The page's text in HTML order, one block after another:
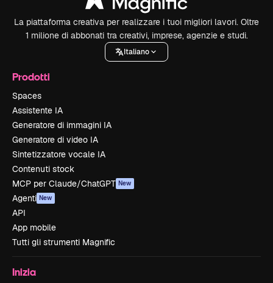
La piattaforma creativa per realizzare i tuoi migliori lavori. Oltre
1 milione di abbonati tra creativi, imprese, agenzie e studi.
Italiano
Prodotti
Spaces
Assistente IA
Generatore di immagini IA
Generatore di video IA
Sintetizzatore vocale IA
Contenuti stock
MCP per Claude/ChatGPT New
Agenti New
API
App mobile
Tutti gli strumenti Magnific
Inizia